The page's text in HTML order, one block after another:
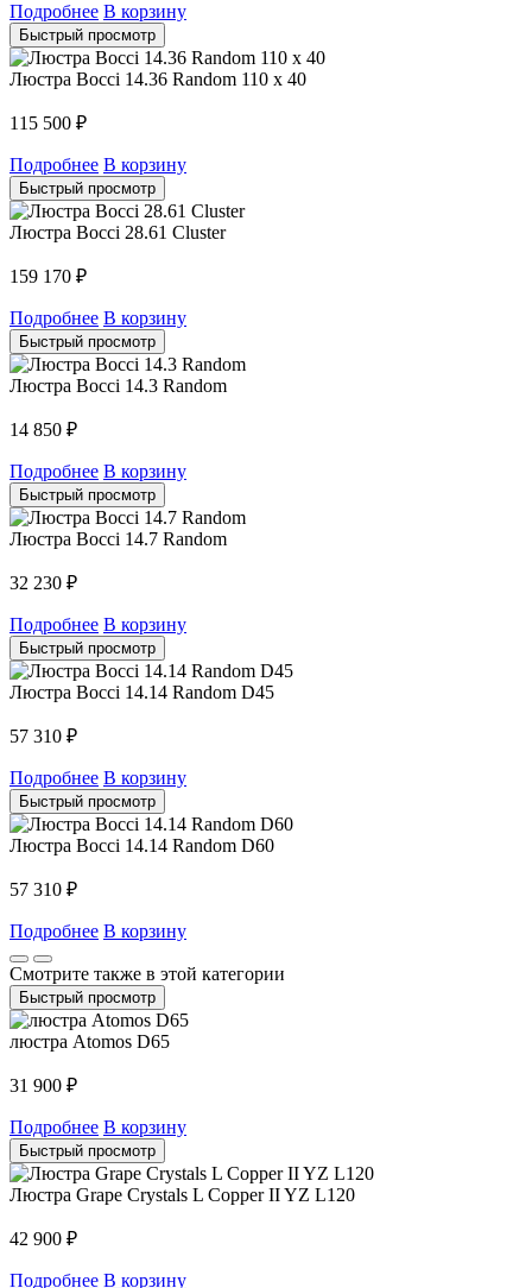
Подробнее В корзину
Быстрый просмотр
Люстра Bocci 14.36 Random 110 x 40
115 500 ₽
Подробнее В корзину
Быстрый просмотр
Люстра Bocci 28.61 Cluster
159 170 ₽
Подробнее В корзину
Быстрый просмотр
Люстра Bocci 14.3 Random
14 850 ₽
Подробнее В корзину
Быстрый просмотр
Люстра Bocci 14.7 Random
32 230 ₽
Подробнее В корзину
Быстрый просмотр
Люстра Bocci 14.14 Random D45
57 310 ₽
Подробнее В корзину
Быстрый просмотр
Люстра Bocci 14.14 Random D60
57 310 ₽
Подробнее В корзину
Смотрите также в этой категории
Быстрый просмотр
люстра Atomos D65
31 900 ₽
Подробнее В корзину
Быстрый просмотр
Люстра Grape Crystals L Copper II YZ L120
42 900 ₽
Подробнее В корзину